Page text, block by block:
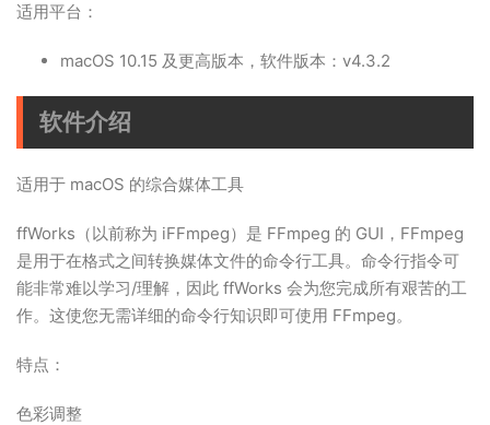
适用平台：
macOS 10.15 及更高版本，软件版本：v4.3.2
软件介绍
适用于 macOS 的综合媒体工具
ffWorks（以前称为 iFFmpeg）是 FFmpeg 的 GUI，FFmpeg
是用于在格式之间转换媒体文件的命令行工具。命令行指令可
能非常难以学习/理解，因此 ffWorks 会为您完成所有艰苦的工
作。这使您无需详细的命令行知识即可使用 FFmpeg。
特点：
色彩调整